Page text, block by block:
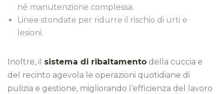
né manutenzione complessa.
Linee stondate per ridurre il rischio di urti e
lesioni.
Inoltre, il sistema di ribaltamento della cuccia e
del recinto agevola le operazioni quotidiane di
pulizia e gestione, migliorando l’efficienza del lavoro